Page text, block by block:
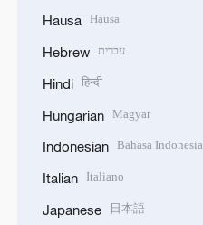
Hausa Hausa
Hebrew עברית
Hindi हिन्दी
Hungarian Magyar
Indonesian Bahasa Indonesia
Italian Italiano
Japanese 日本語